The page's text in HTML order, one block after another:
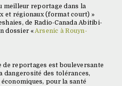
meilleur reportage dans la
et régionaux (format court) »
de Radio-Canada Abitibi-
dossier «Arsenic à Rouyn-
de reportages est bouleversante
dangerosité des tolérances,
pour la santé